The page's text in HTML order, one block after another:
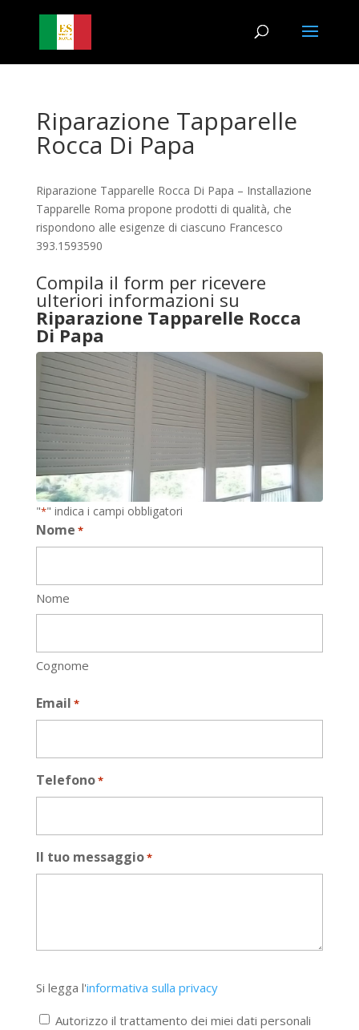
Riparazione Tapparelle
Rocca Di Papa
Riparazione Tapparelle Rocca Di Papa – Installazione
Tapparelle Roma propone prodotti di qualità, che
rispondono alle esigenze di ciascuno Francesco
393.1593590
Compila il form per ricevere
ulteriori informazioni su
Riparazione Tapparelle Rocca
Di Papa
"*" indica i campi obbligatori
Nome *
Nome
Cognome
Email *
Telefono*
Il tuo messaggio*
legga
l'informativa
Si legga l'informativa sulla privacy
Autorizzo il trattamento dei miei dati personali